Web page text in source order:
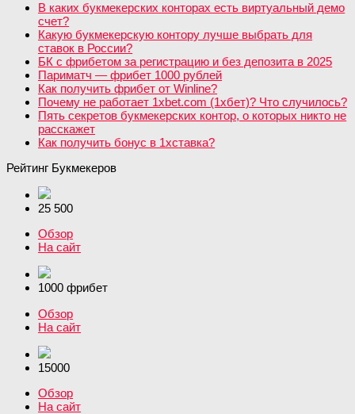
В каких букмекерских конторах есть виртуальный демо
счет?
Какую букмекерскую контору лучше выбрать для
ставок в России?
БК с фрибетом за регистрацию и без депозита в 2025
Париматч — фрибет 1000 рублей
Как получить фрибет от Winline?
Почему не работает 1xbet.com (1хбет)? Что случилось?
Пять секретов букмекерских контор, о которых никто не
расскажет
Как получить бонус в 1хставка?
Рейтинг Букмекеров
25 500
Обзор
На сайт
1000 фрибет
Обзор
На сайт
15000
Обзор
На сайт